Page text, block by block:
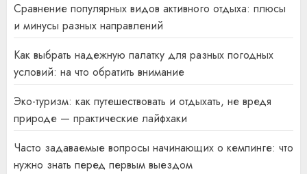
Сравнение популярных видов активного отдыха: плюсы
и минусы разных направлений
Как выбрать надежную палатку для разных погодных
условий: на что обратить внимание
Эко-туризм: как путешествовать и отдыхать, не вредя
природе — практические лайфхаки
Часто задаваемые вопросы начинающих о кемпинге: что
нужно знать перед первым выездом